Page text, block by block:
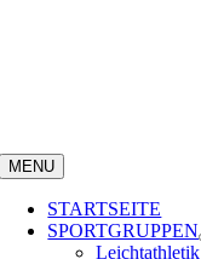
MENU
STARTSEITE
SPORTGRUPPEN
Leichtathletik